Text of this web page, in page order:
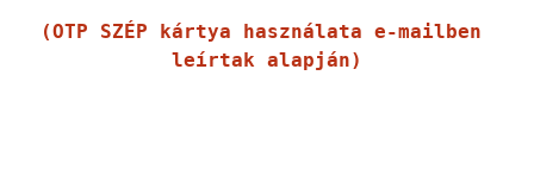
(OTP SZÉP kártya használata e-mailben
leírtak alapján)